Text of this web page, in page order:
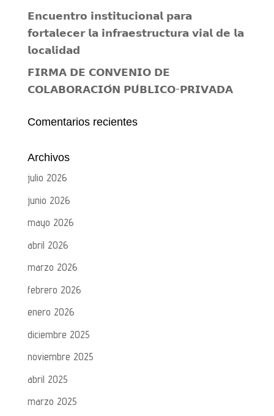
𝗘𝗻𝗰𝘂𝗲𝗻𝘁𝗿𝗼 𝗶𝗻𝘀𝘁𝗶𝘁𝘂𝗰𝗶𝗼𝗻𝗮𝗹 𝗽𝗮𝗿𝗮
𝗳𝗼𝗿𝘁𝗮𝗹𝗲𝗰𝗲𝗿 𝗹𝗮 𝗶𝗻𝗳𝗿𝗮𝗲𝘀𝘁𝗿𝘂𝗰𝘁𝘂𝗿𝗮 𝘃𝗶𝗮𝗹 𝗱𝗲 𝗹𝗮
𝗹𝗼𝗰𝗮𝗹𝗶𝗱𝗮𝗱
𝗙𝗜𝗥𝗠𝗔 𝗗𝗘 𝗖𝗢𝗡𝗩𝗘𝗡𝗜𝗢 𝗗𝗘
𝗖𝗢𝗟𝗔𝗕𝗢𝗥𝗔𝗖𝗜𝗢́𝗡 𝗣𝗨́𝗕𝗟𝗜𝗖𝗢-𝗣𝗥𝗜𝗩𝗔𝗗𝗔
Comentarios recientes
Archivos
julio 2026
junio 2026
mayo 2026
abril 2026
marzo 2026
febrero 2026
enero 2026
diciembre 2025
noviembre 2025
abril 2025
marzo 2025